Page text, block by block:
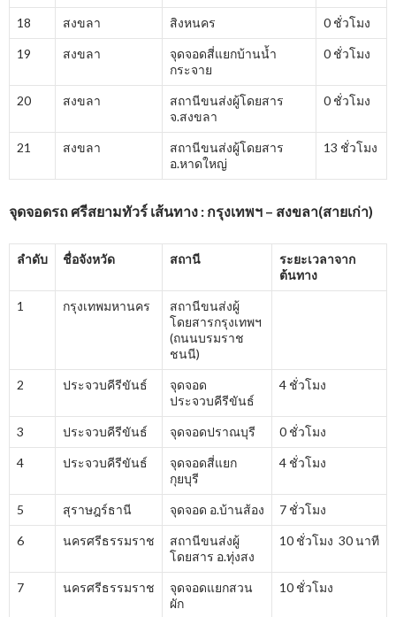
18 สงขลา สิงหนคร 0 ชั่วโมง
19 สงขลา
จุดจอดสี่แยกบ้านน้ำ
กระจาย
0 ชั่วโมง
20 สงขลา
สถานีขนส่งผู้โดยสาร
จ.สงขลา
0 ชั่วโมง
21 สงขลา
สถานีขนส่งผู้โดยสาร
อ.หาดใหญ่
13 ชั่วโมง
จุดจอดรถ ศรีสยามทัวร์ เส้นทาง : กรุงเทพฯ – สงขลา(สายเก่า)
ลำดับ ชื่อจังหวัด สถานี
ระยะเวลาจาก
ต้นทาง
1 กรุงเทพมหานคร
สถานีขนส่งผู้
โดยสารกรุงเทพฯ
(ถนนบรมราช
ชนนี)
2 ประจวบคีรีขันธ์
จุดจอด
ประจวบคีรีขันธ์
4 ชั่วโมง
3 ประจวบคีรีขันธ์ จุดจอดปราณบุรี 0 ชั่วโมง
4 ประจวบคีรีขันธ์
จุดจอดสี่แยก
กุยบุรี
4 ชั่วโมง
5 สุราษฎร์ธานี จุดจอด อ.บ้านส้อง 7 ชั่วโมง
6 นครศรีธรรมราช
สถานีขนส่งผู้
โดยสาร อ.ทุ่งสง
10 ชั่วโมง 30 นาที
7 นครศรีธรรมราช
จุดจอดแยกสวน
ผัก
10 ชั่วโมง